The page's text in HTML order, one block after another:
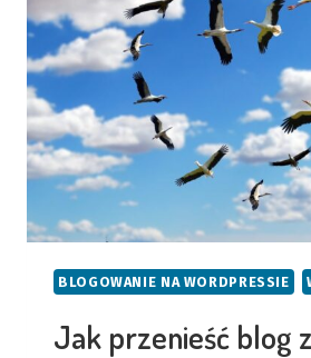
BLOGOWANIE NA WORDPRESSIE
Jak przenieść blog